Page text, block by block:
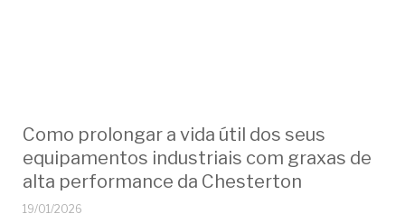
Como prolongar a vida útil dos seus
equipamentos industriais com graxas de
alta performance da Chesterton
19/01/2026